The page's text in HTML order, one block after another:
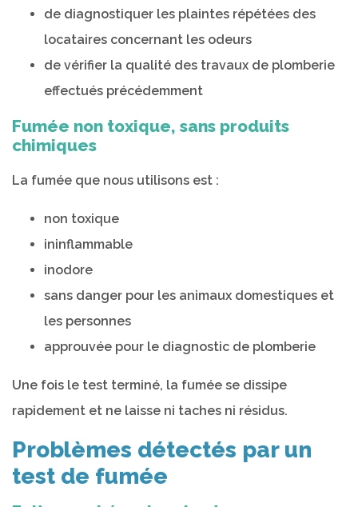
de diagnostiquer les plaintes répétées des
locataires concernant les odeurs
de vérifier la qualité des travaux de plomberie
effectués précédemment
Fumée non toxique, sans produits
chimiques
La fumée que nous utilisons est :
non toxique
ininflammable
inodore
sans danger pour les animaux domestiques et
les personnes
approuvée pour le diagnostic de plomberie
Une fois le test terminé, la fumée se dissipe
rapidement et ne laisse ni taches ni résidus.
Problèmes détectés par un
test de fumée